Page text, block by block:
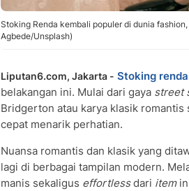
Stoking Renda kembali populer di dunia
Agbede/Unsplash)
Liputan6.com, Jakarta - Stoking renda
belakangan ini. Mulai dari gaya street
Bridgerton atau karya klasik
cepat menarik perhatian.
Nuansa romantis dan klasik yang
lagi di berbagai tampilan modern.
manis sekaligus effortlessdari item